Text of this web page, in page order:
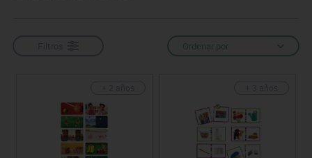
Ordenar por